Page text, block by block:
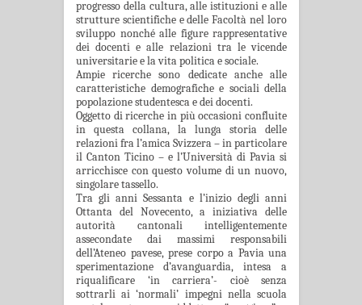
progresso della cultura, alle istituzioni e alle
strutture scientifiche e delle Facoltà nel loro
sviluppo nonché alle figure rappresentative
dei docenti e alle relazioni tra le vicende
universitarie e la vita politica e sociale.
Ampie ricerche sono dedicate anche alle
caratteristiche demografiche e sociali della
popolazione studentesca e dei docenti.
Oggetto di ricerche in più occasioni confluite
in questa collana, la lunga storia delle
relazioni fra l’amica Svizzera – in particolare
il Canton Ticino – e l’Università di Pavia si
arricchisce con questo volume di un nuovo,
singolare tassello.
Tra gli anni Sessanta e l’inizio degli anni
Ottanta del Novecento, a iniziativa delle
autorità cantonali intelligentemente
assecondate dai massimi responsabili
dell’Ateneo pavese, prese corpo a Pavia una
sperimentazione d’avanguardia, intesa a
riqualificare ‘in carriera’- cioè senza
sottrarli ai ‘normali’ impegni nella scuola